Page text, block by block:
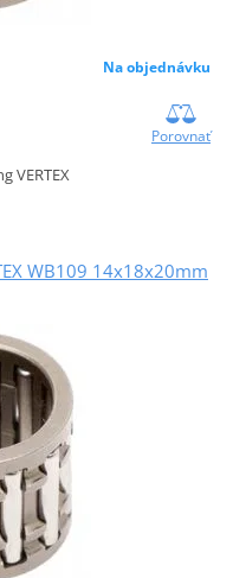
Na objednávku
Porovnať
VERTEX
WB109 14x18x20mm